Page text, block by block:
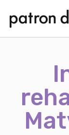
hlavnímu
obsahu